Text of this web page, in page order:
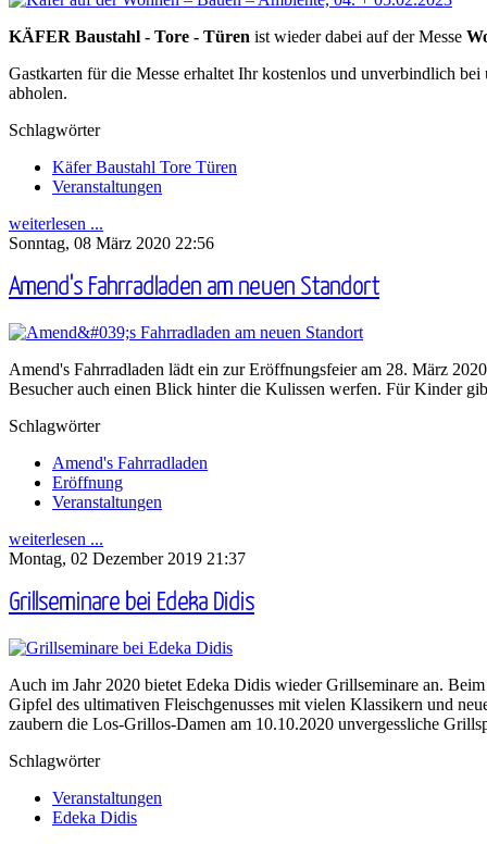
KÄFER Baustahl - Tore - Türen ist wieder dabei auf der Messe
Gastkarten für die Messe erhaltet Ihr kostenlos und unverbindlich
abholen.
Schlagwörter
Käfer Baustahl Tore Türen
Veranstaltungen
weiterlesen ...
Sonntag, 08 März 2020 22:56
Amend's Fahrradladen am neuen Standort
Amend's Fahrradladen lädt ein zur Eröffnungsfeier am 28. März
Besucher auch einen Blick hinter die Kulissen werfen. Für Kinder
Schlagwörter
Amend's Fahrradladen
Eröffnung
Veranstaltungen
weiterlesen ...
Montag, 02 Dezember 2019 21:37
Grillseminare bei Edeka Didis
Auch im Jahr 2020 bietet Edeka Didis wieder Grillseminare an.
Gipfel des ultimativen Fleischgenusses mit vielen Klassikern und
zaubern die Los-Grillos-Damen am 10.10.2020 unvergessliche
Schlagwörter
Veranstaltungen
Edeka Didis